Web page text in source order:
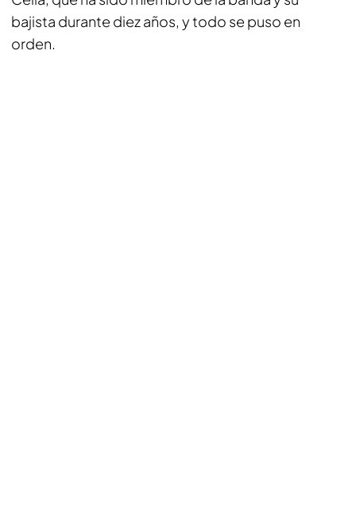
bajista durante diez años, y todo se puso en
orden.